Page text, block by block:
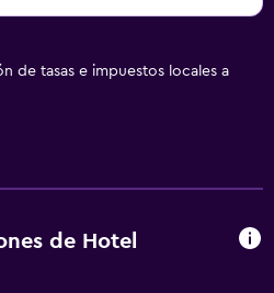
de tasas e impuestos locales a
de Hotel